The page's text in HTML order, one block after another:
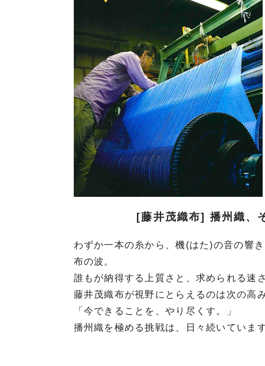
[藤井茂織布] 播州織、
わずか一本の糸から、機(はた)の音の響
布の波。
誰もが納得する上質さと、求められる速
藤井茂織布が視野にとらえるのは次の高
「今できることを、やり尽くす。」
播州織を極める挑戦は、日々続いています